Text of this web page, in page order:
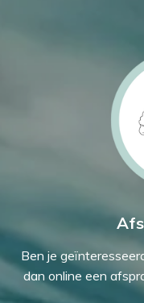
Ben je
dan online een